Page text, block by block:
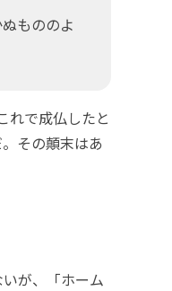
もののよ
れで成仏したと
その顛末はあ
が、「ホーム